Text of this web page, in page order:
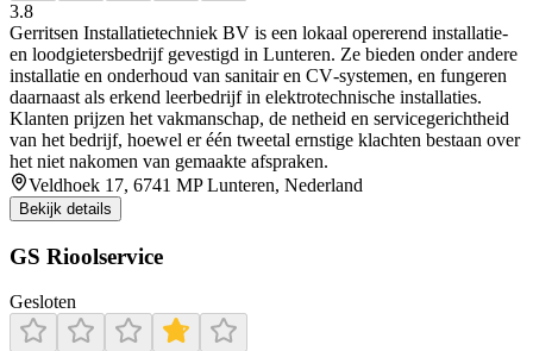
3.8
Gerritsen Installatietechniek BV is een lokaal opererend installatie‑
en loodgietersbedrijf gevestigd in Lunteren. Ze bieden onder andere
installatie en onderhoud van sanitair en CV‑systemen, en fungeren
daarnaast als erkend leerbedrijf in elektrotechnische installaties.
Klanten prijzen het vakmanschap, de netheid en servicegerichtheid
van het bedrijf, hoewel er één tweetal ernstige klachten bestaan over
het niet nakomen van gemaakte afspraken.
Veldhoek 17, 6741 MP Lunteren, Nederland
Bekijk details
GS Rioolservice
Gesloten